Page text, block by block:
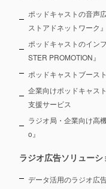
ポッドキャストの音声
ストアドネットワーク』
ポッドキャストのイン
STER PROMOTION』
ポッドキャストブース
企業向けポッドキャス
支援サービス
ラジオ局・企業向け高
o』
ラジオ広告ソリューシ
データ活用のラジオ広